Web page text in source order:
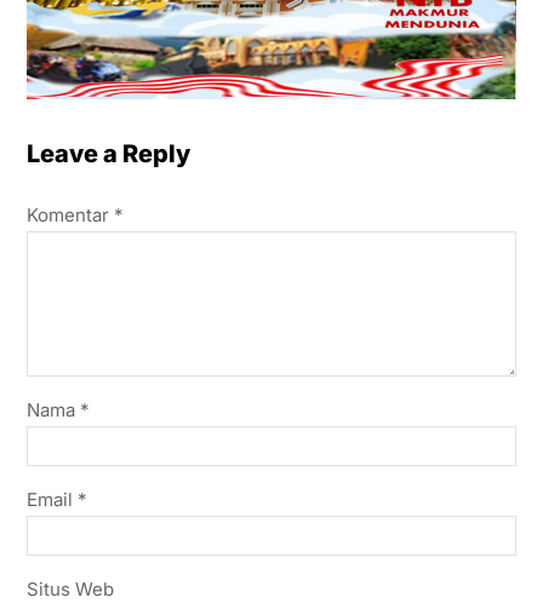
Leave a Reply
Komentar *
Nama *
Email *
Situs Web